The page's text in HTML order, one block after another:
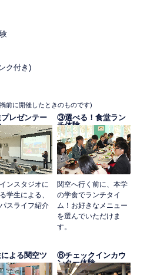
ク付き)
前に開催したときのものです)
レゼンテー
ンスタジオに
学生による、
スライフ紹介
③選べる！食堂ラン
チ体験
関空へ行く前に、本学
の学食でランチタイ
ム！お好きなメニュー
を選んでいただけま
す。
よる関空ツ
⑥チェックインカウ
ンター体験